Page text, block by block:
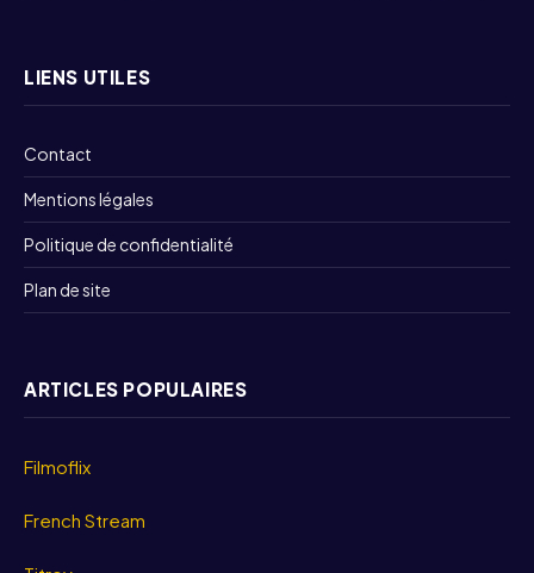
LIENS UTILES
Contact
Mentions légales
Politique de confidentialité
Plan de site
ARTICLES POPULAIRES
Filmoflix
French Stream